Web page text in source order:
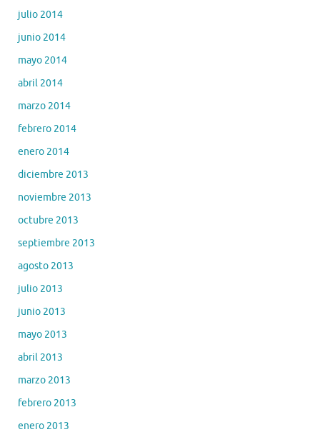
julio 2014
junio 2014
mayo 2014
abril 2014
marzo 2014
febrero 2014
enero 2014
diciembre 2013
noviembre 2013
octubre 2013
septiembre 2013
agosto 2013
julio 2013
junio 2013
mayo 2013
abril 2013
marzo 2013
febrero 2013
enero 2013